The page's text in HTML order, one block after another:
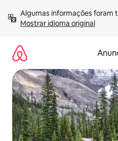
para
Mostrar idioma original